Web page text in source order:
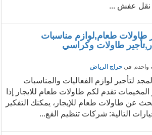
نقل عفش ...
طاولات طعام,لوازم مناسبات
طاولات وكراسي
واحدة, في حراج الرياض
لتأجير لوازم الفعاليات والمناسبات
المخيمات تقدم لكم طاولات طعام للايجار إذا
عن طاولات طعام للإيجار، يمكنك التفكير
التالية: شركات تنظيم الفع...